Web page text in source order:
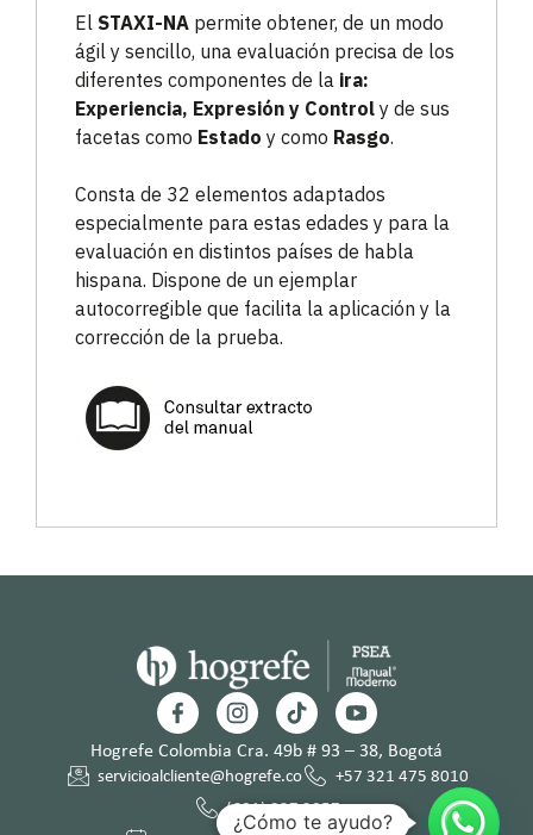
El STAXI-NA permite obtener, de un modo
ágil y sencillo, una evaluación precisa de los
diferentes componentes de la ira:
Experiencia, Expresión y Control y de sus
facetas como Estado y como Rasgo.
Consta de 32 elementos adaptados
especialmente para estas edades y para la
evaluación en distintos países de habla
hispana. Dispone de un ejemplar
autocorregible que facilita la aplicación y la
corrección de la prueba.
Hogrefe Colombia Cra. 49b # 93 – 38, Bogotá
servicioalcliente@hogrefe.co
+57 321 475 8010
(601) 937 2057
¿Cómo te ayudo?